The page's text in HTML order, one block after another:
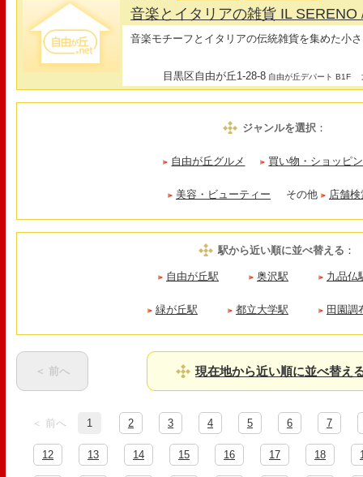
音楽とイタリアの雑貨 IL SERENO
音楽モチーフとイタリアの伝統雑貨を集めた小
目黒区自由が丘1-28-8 自由が丘デパート B1F
ジャンルを選択：
自由が丘グルメ 買い物・ショッピ
美容・ビューティー その他 店舗
駅から近い順に並べ替える ：
自由が丘駅 奥沢駅 九品仏
緑が丘駅 都立大学駅 田園調
＜ 前へ 現在地から近い順に並べ替え
＜ 前へ 1 2 3 4 5 6 7
12 13 14 15 16 17 18